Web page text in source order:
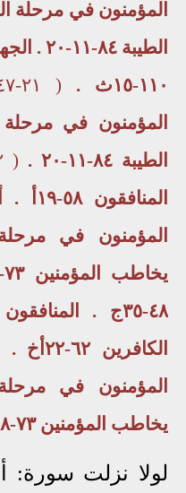
١١٠-١٥ث .
( ٢١-٤٧ )
الطيبة ٨٤-١١-٢٠ .
( ٢٢-٤٧ )
يخاطب المؤمنين ٧٣-١٨خ .
يخاطب المؤمنين ٧٣-١٨خ
لولا نزلت سورة: